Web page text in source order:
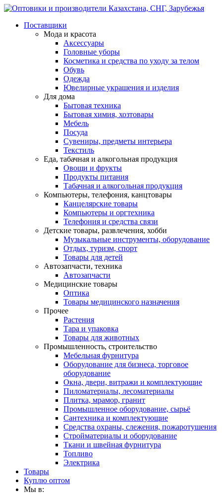
Поставщики
Мода и красота
Аксессуары
Головные уборы
Косметика и средства по уходу за телом
Обувь
Одежда
Ювелирные украшения и изделия
Для дома
Бытовая техника
Бытовая химия, хозтовары
Мебель
Посуда
Сувениры, предметы интерьера
Текстиль
Еда, табачная и алкогольная продукция
Овощи и фрукты
Продукты питания
Табачная и алкогольная продукция
Компьютеры, телефония, канцтовары
Канцелярские товары
Компьютеры и оргтехника
Телефония и средства связи
Детские товары, развлечения, хобби
Музыкальные инструменты, оборудование
Отдых, туризм, спорт
Товары для детей
Автозапчасти, техника
Автозапчасти
Медицинские товары
Оптика
Товары медицинского назначения
Прочее
Растения
Тара и упаковка
Товары для животных
Промышленность, строительство
Мебельная фурнитура
Оборудование для бизнеса, торговое
оборудование
Окна, двери, витражи и комплектующие
Пиломатериалы, лесоматериалы
Плитка, мрамор, гранит
Промышленное оборудование, сырьё
Сантехника и комплектующие
Средства охраны, слежения, пожаротушения
Стройматериалы и оборудование
Ткани и швейная фурнитура
Топливо
Электрика
Товары
Куплю оптом
Мы в: